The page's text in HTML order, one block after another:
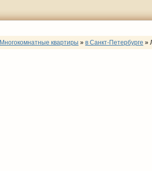
Многокомнатные квартиры » в Санкт-Петербурге »